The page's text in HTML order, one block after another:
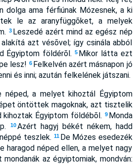
dolga ama férfiúnak Mózesnek, a ki
le az aranyfüggõket, a melyek
3 Leszedé azért mind az egész nép
azt vésõvel; így csinála abból
Égyiptom földérõl.
5 Mikor látta ezt
lesz! 6 Felkelvén azért másnapon jó
és inni; azután felkelének játszani.
a melyet kihoztál Égyiptom
öntöttek magoknak, azt tisztelik
kihoztak Égyiptom földébõl. 9 Monda
10 Azért hagyj békét nékem, hadd
teszlek. 11 De Mózes esedezék
haragod néped ellen, a melyet nagy
mondanák az égyiptomiak, mondván: